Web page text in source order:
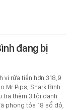
đang bị
vi rửa tiền hơn 318,9
Mr Pips, Shark Bình
tra thêm 3 tội danh.
phong tỏa 18 sổ đỏ,